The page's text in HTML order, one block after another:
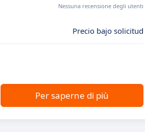
Nessuna recensione degli utenti
Precio bajo solicitud
Per saperne di più